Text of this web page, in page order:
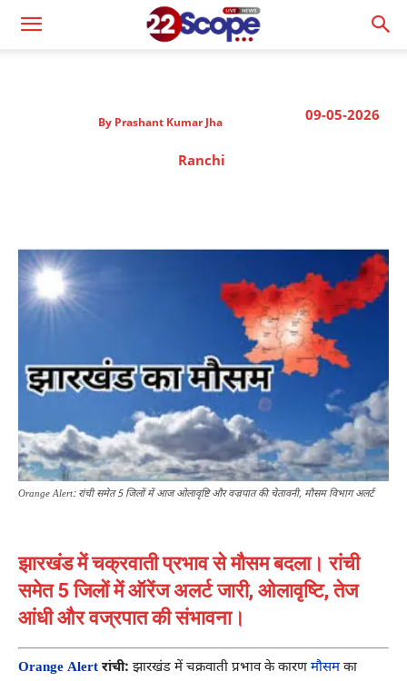
09-05-2026
By Prashant Kumar Jha
Ranchi
Orange Alert: रांची समेत 5 जिलों में आज ओलावृष्टि और वज्रपात की चेतावनी, मौसम विभाग अलर्ट
झारखंड में चक्रवाती प्रभाव से मौसम बदला। रांची
समेत 5 जिलों में ऑरेंज अलर्ट जारी, ओलावृष्टि, तेज
आंधी और वज्रपात की संभावना।
Orange Alert रांची: झारखंड में चक्रवाती प्रभाव के कारण मौसमका